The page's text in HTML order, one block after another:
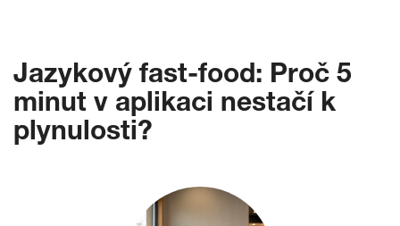
Jazykový fast-food: Proč 5
minut v aplikaci nestačí k
plynulosti?